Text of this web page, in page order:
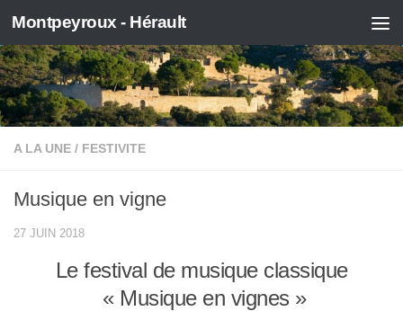
Skip to content
Montpeyroux - Hérault
A LA UNE / FESTIVITE
Musique en vigne
27 JUIN 2018
Le festival de musique classique
« Musique en vignes »